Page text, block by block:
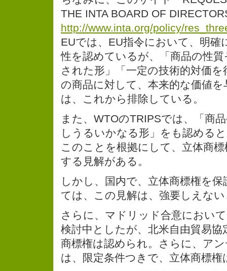
THE INTA BOARD OF
http://www.inta.org/policy/
EUでは、EU指令において、明確
性を認めているが、「商品の性
された形」「一定の技術的対価
の商品に対して、本来的な価値
は、これから排除している。
また、WTOのTRIPSでは、「商
しうるいかなる形」をも認める
このことを根拠にして、立体商
する見解がある。
しかし、国内で、立体商標権を
ては、この見解は、強要しえな
さらに、マドリッド合意におい
検討中としたが、北米自由貿易
商標権は認められ。さらに、ア
は、限定条件つきで、立体商標